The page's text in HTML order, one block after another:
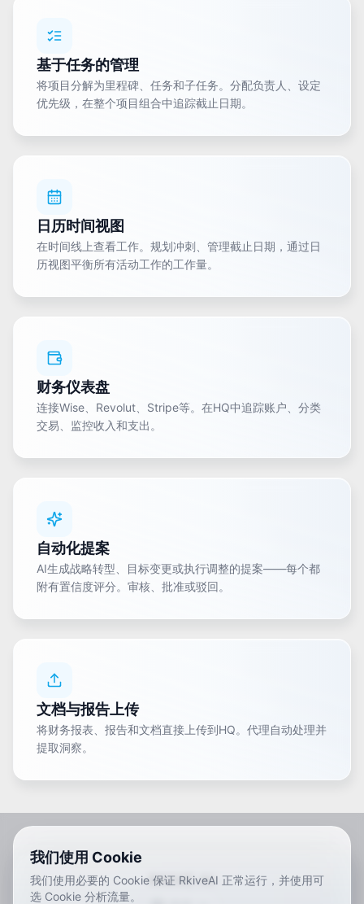
基于任务的管理
将项目分解为里程碑、任务和子任务。分配负责人、设定
优先级，在整个项目组合中追踪截止日期。
日历时间视图
在时间线上查看工作。规划冲刺、管理截止日期，通过日
历视图平衡所有活动工作的工作量。
财务仪表盘
连接Wise、Revolut、Stripe等。在HQ中追踪账户、分类
交易、监控收入和支出。
自动化提案
AI生成战略转型、目标变更或执行调整的提案——每个都
附有置信度评分。审核、批准或驳回。
文档与报告上传
将财务报表、报告和文档直接上传到HQ。代理自动处理并
提取洞察。
我们使用 Cookie
我们使用必要的 Cookie 保证 RkiveAI 正常运行，并使用可
选 Cookie 分析流量。
RKIVE AI